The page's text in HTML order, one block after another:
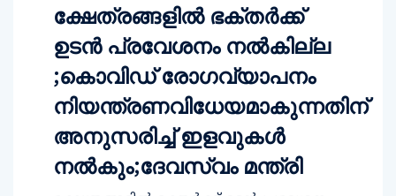
ക്ഷേത്രങ്ങളില്‍ ഭക്തര്‍ക്ക്
ഉടന്‍ പ്രവേശനം നല്‍കില്ല
;കൊവിഡ് രോഗവ്യാപനം
നിയന്ത്രണവിധേയമാകുന്നതിന്
അനുസരിച്ച് ഇളവുകള്‍
നല്‍കും;ദേവസ്വം മന്ത്രി